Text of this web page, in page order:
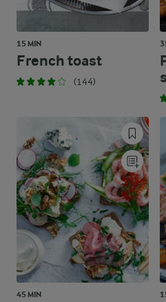
15 MIN
French toast
(144)
45 MIN